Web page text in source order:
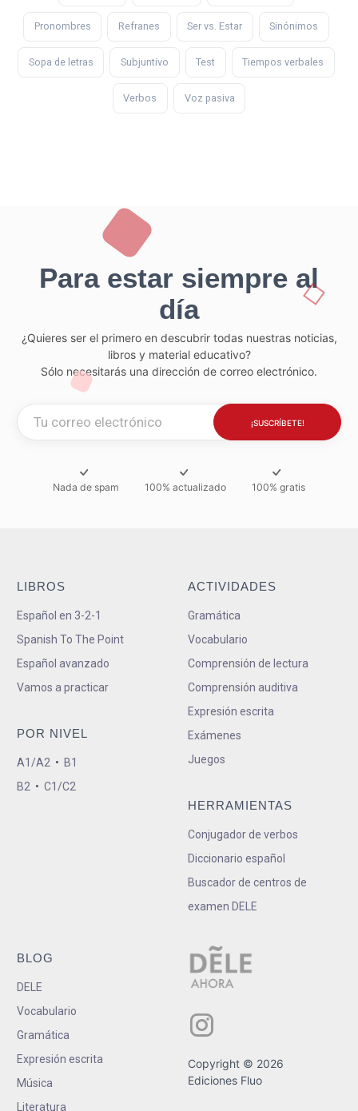
Pronombres Refranes Ser vs. Estar Sinónimos
Sopa de letras Subjuntivo Test Tiempos verbales
Verbos Voz pasiva
Para estar siempre al
día
¿Quieres ser el primero en descubrir todas nuestras noticias,
libros y material educativo?
Sólo necesitarás una dirección de correo electrónico.
Nada de spam 100% actualizado 100% gratis
LIBROS
Español en 3-2-1
Spanish To The Point
Español avanzado
Vamos a practicar
POR NIVEL
A1/A2 • B1
B2 • C1/C2
ACTIVIDADES
Gramática
Vocabulario
Comprensión de lectura
Comprensión auditiva
Expresión escrita
Exámenes
Juegos
HERRAMIENTAS
Conjugador de verbos
Diccionario español
Buscador de centros de
examen DELE
BLOG
DELE
Vocabulario
Gramática
Expresión escrita
Música
Literatura
Copyright © 2026
Ediciones Fluo